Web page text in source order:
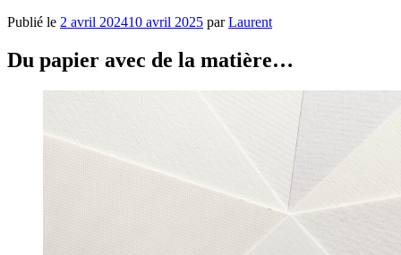
Publié le 2 avril 202410 avril 2025 parLaurent
Du papier avec de la matière…